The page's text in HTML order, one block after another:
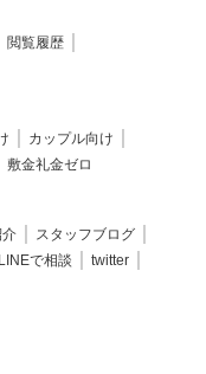
閲覧履歴
カップル向け
敷金礼金ゼロ
介
スタッフブログ
LINEで相談
twitter